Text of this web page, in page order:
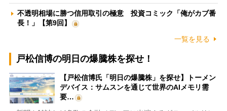
不透明相場に勝つ信用取引の極意 投資コミック「俺がカブ番
長！」【第9回】
一覧を見る
戸松信博の明日の爆騰株を探せ！
【戸松信博氏「明日の爆騰株」を探せ】トーメン
デバイス：サムスンを通じて世界のAIメモリ需
要…